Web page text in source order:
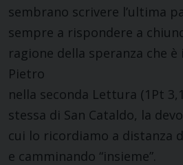
sembrano scrivere l’ultima
sempre a rispondere a
ragione della speranza che è
Pietro
nella seconda Lettura (1Pt
stessa di San Cataldo, la
cui lo ricordiamo a distanza
e camminando “insieme”.